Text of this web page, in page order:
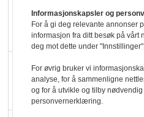
Færre
hyller
KI
Informasjonskapsler og
For å gi deg relevante annonser
informasjon fra ditt besøk på vårt
deg mot dette under
For øvrig bruker vi
analyse, for å sammenligne
og for å utvikle og tilby
personvernerklæring.